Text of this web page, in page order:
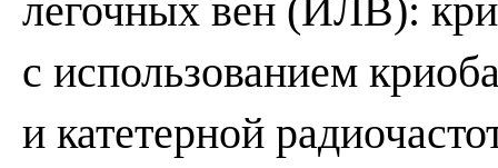
легочных вен (ИЛВ):
с использованием
и катетерной